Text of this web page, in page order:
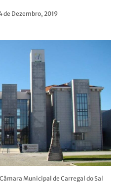
de Dezembro, 2019
Municipal de Carregal do Sal